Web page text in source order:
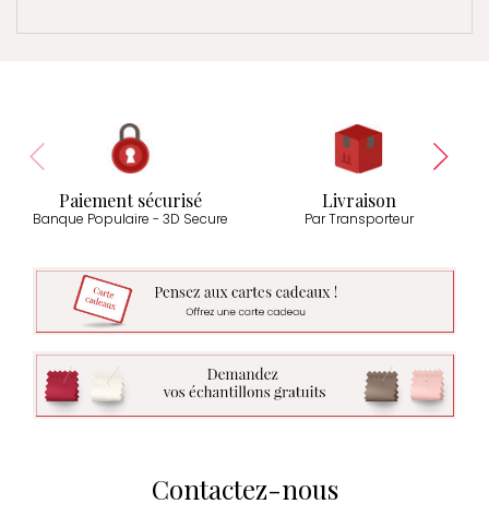
Paiement sécurisé
Banque Populaire - 3D Secure
Livraison
Par Transporteur
Contactez-nous